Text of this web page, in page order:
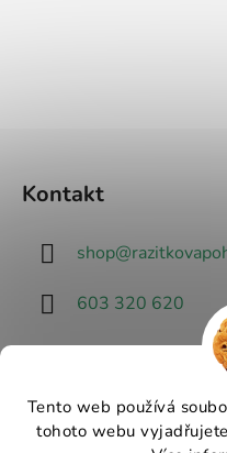
Tento web používá
tohoto webu
Kontakt
shop@
603 320 620